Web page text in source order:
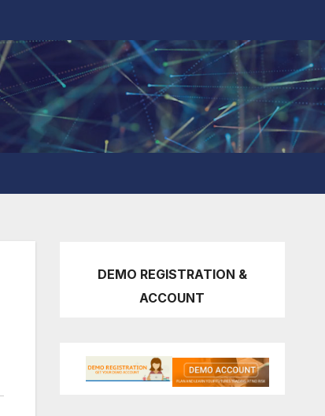
DEMO REGISTRATION &
ACCOUNT